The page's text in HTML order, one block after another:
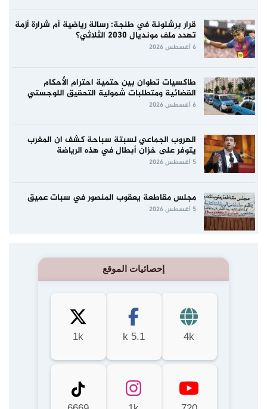
قرار برشلونة في طنجة: رسالة رياضية أم شرارة أزمة
تهدد ملف مونديال 2030 الثلاثي؟
6 أغسطس 2026
طاكسيات تطوان بين حتمية احترام الأحكام
القضائية ومتطلبات شمولية التحقيق اللوجستي
6 أغسطس 2026
الهروب الجماعي لسبتة سباحة كشف ان المغرب
يتوفر على خزان أبطال في هذه الرياضة
5 أغسطس 2026
مجلس مقاطعة يعقوب المنصور في سبات عميق
5 أغسطس 2026
إحصائيات الموقع
4k
5.1 k
1k